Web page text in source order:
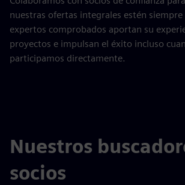
nuestras ofertas integrales estén siempre
expertos comprobados aportan su
proyectos e impulsan el éxito incluso
participamos directamente.
Nuestros
socios